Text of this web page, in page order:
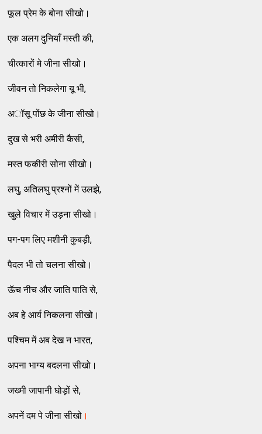
फूल प्रेम के बोना सीखो।
एक अलग दुनियाँ मस्‍ती की,
चीत्‍कारों मे जीना सीखो।
जीवन तो निकलेगा यू भी,
अॉसू पोंछ के जीना सीखो।
दुख से भरी अमीरी कैसी,
मस्‍त फकीरी सोना सीखो।
लघु, अतिलघु प्रश्‍नों में उलझे,
खुले विचार में उड़ना सीखो।
पग-पग लिए मशीनी कुबड़ी,
पैदल भी तो चलना सीखो।
ऊॅच नीच और जाति पाति से,
अब हे आर्य निकलना सीखो।
पश्‍चिम में अब देख न भारत,
अपना भाग्‍य बदलना सीखो।
जख्‍मी जापानी घोड़ों से,
अपनें दम पे जीना सीखो ।